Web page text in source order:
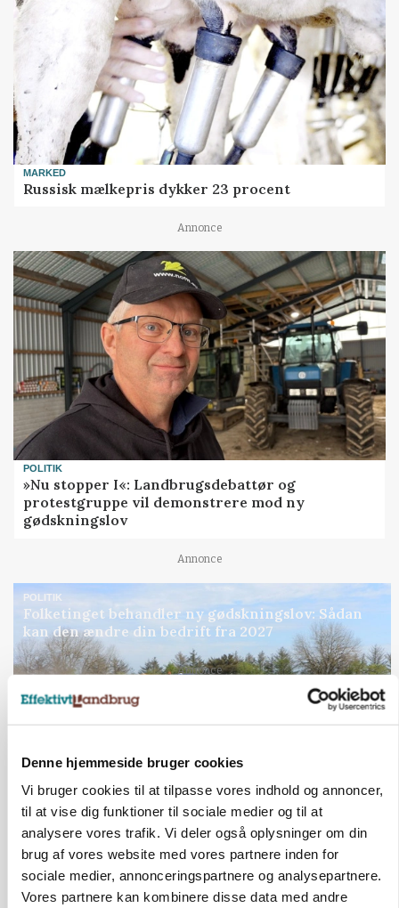
Denne hjemmeside bruger cookies
Vi bruger cookies til at tilpasse vores indhold og annoncer,
til at vise dig funktioner til sociale medier og til at
analysere vores trafik. Vi deler også oplysninger om din
brug af vores website med vores partnere inden for
sociale medier, annonceringspartnere og analysepartnere.
Vores partnere kan kombinere disse data med andre
MARKED
Russisk mælkepris dykker 23 procent
Annonce
POLITIK
»Nu stopper I«: Landbrugsdebattør og
protestgruppe vil demonstrere mod ny
gødskningslov
Annonce
POLITIK
Folketinget behandler ny gødskningslov: Sådan
kan den ændre din bedrift fra 2027
Annonce